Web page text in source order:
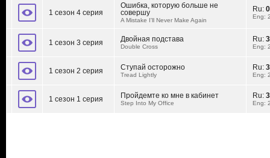
1 сезон 4 серия
Ошибка, которую больше не
совершу
A Mistake I'll Never Make Again
Ru:
Eng:
1 сезон 3 серия Двойная подстава
Double Cross
Ru:
Eng:
1 сезон 2 серия Ступай осторожно
Tread Lightly
Ru:
Eng:
1 сезон 1 серия Пройдемте ко мне в кабинет
Step Into My Office
Ru:
Eng: